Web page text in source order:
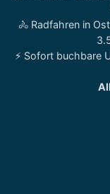
🚴 Radfahren in
⚡ Sofort buchbare